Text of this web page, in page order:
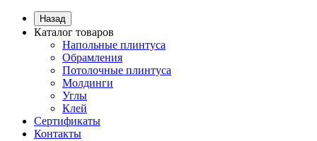
Назад
Каталог товаров
Напольные плинтуса
Обрамления
Потолочные плинтуса
Молдинги
Углы
Клей
Сертификаты
Контакты